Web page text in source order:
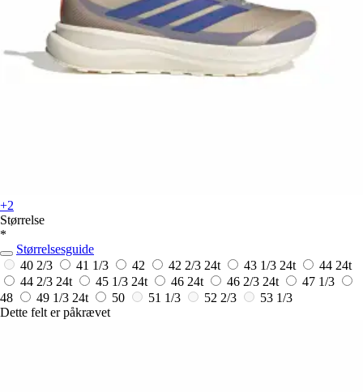
+2
Størrelse
*
Størrelsesguide
40 2/3
41 1/3 42 42 2/3 24t 43 1/3 24t 44 24t
44 2/3 24t 45 1/3 24t 46 24t 46 2/3 24t
47 1/3
48
49 1/3 24t 50 51 1/3 52 2/3
53 1/3
Dette felt er påkrævet